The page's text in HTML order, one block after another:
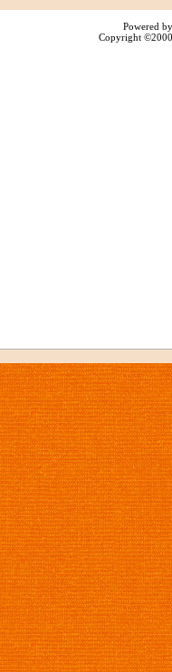
Powered
Copyright